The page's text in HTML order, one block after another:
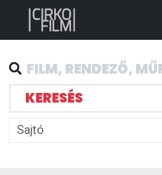
KERESÉS
Sajtó